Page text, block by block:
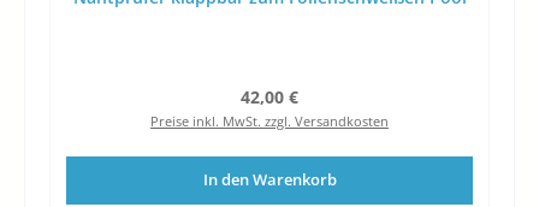
Regulärer Preis:
42,00 €
Preise inkl. MwSt. zzgl. Versandkosten
In den Warenkorb